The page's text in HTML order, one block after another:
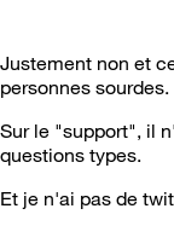
Justement non et
personnes sourdes.
Sur le "support", il
questions types.
Et je n'ai pas de